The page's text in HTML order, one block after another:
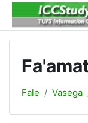
Skip to main content
Fale Vasega